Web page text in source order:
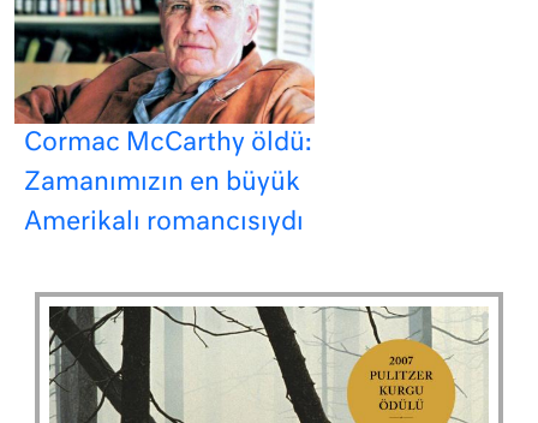
Cormac McCarthy öldü:
Zamanımızın en büyük
Amerikalı romancısıydı